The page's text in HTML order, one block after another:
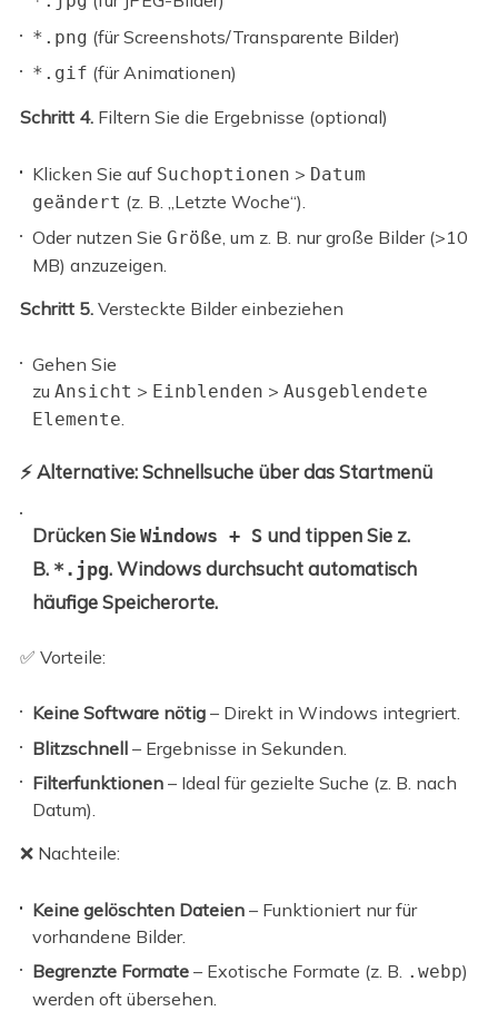
*.png (für Screenshots/Transparente Bilder)
*.gif (für Animationen)
Schritt 4.Filtern Sie die Ergebnisse (optional)
Klicken Sie auf Suchoptionen > Datum
geändert (z. B. „Letzte Woche“).
Oder nutzen SieGröße, um z. B. nur große Bilder (>10
MB) anzuzeigen.
Schritt 5.Versteckte Bilder einbeziehen
Gehen Sie
zuAnsicht > Einblenden >Ausgeblendete
Elemente.
⚡ Alternative: Schnellsuche über das Startmenü
Drücken SieWindows + S und tippen Sie z.
B. *.jpg. Windows durchsucht automatisch
häufige Speicherorte.
✅ Vorteile:
Keine Software nötig – Direkt in Windows integriert.
Blitzschnell – Ergebnisse in Sekunden.
Filterfunktionen – Ideal für gezielte Suche (z. B. nach
Datum).
❌ Nachteile:
Keine gelöschten Dateien – Funktioniert nur für
vorhandene Bilder.
Begrenzte Formate – Exotische Formate (z. B. .webp)
werden oft übersehen.